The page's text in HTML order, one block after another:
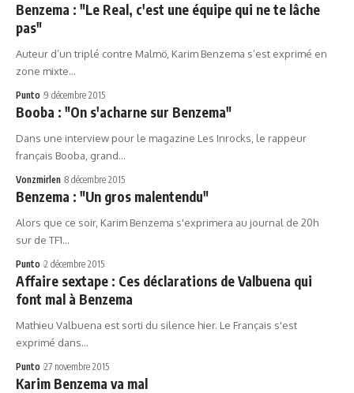
Benzema : "Le Real, c'est une équipe qui ne te lâche
pas"
Auteur d’un triplé contre Malmö, Karim Benzema s’est exprimé en
zone mixte…
Punto 9 décembre 2015
Booba : "On s'acharne sur Benzema"
Dans une interview pour le magazine Les Inrocks, le rappeur
français Booba, grand…
Vonzmirlen 8 décembre 2015
Benzema : "Un gros malentendu"
Alors que ce soir, Karim Benzema s'exprimera au journal de 20h
sur de TF1…
Punto 2 décembre 2015
Affaire sextape : Ces déclarations de Valbuena qui
font mal à Benzema
Mathieu Valbuena est sorti du silence hier. Le Français s'est
exprimé dans…
Punto 27 novembre 2015
Karim Benzema va mal